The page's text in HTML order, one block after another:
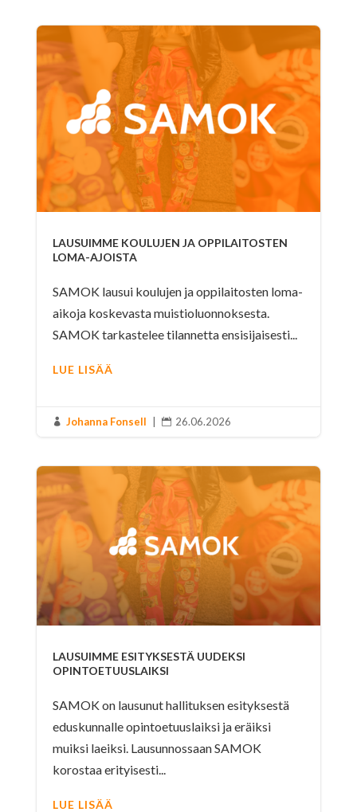
LAUSUIMME KOULUJEN JA OPPILAITOSTEN
LOMA-AJOISTA
SAMOK lausui koulujen ja oppilaitosten loma-
aikoja koskevasta muistioluonnoksesta.
SAMOK tarkastelee tilannetta ensisijaisesti...
LUE LISÄÄ
 Johanna Fonsell |  26.06.2026
LAUSUIMME ESITYKSESTÄ UUDEKSI
OPINTOETUUSLAIKSI
SAMOK on lausunut hallituksen esityksestä
eduskunnalle opintoetuuslaiksi ja eräiksi
muiksi laeiksi. Lausunnossaan SAMOK
korostaa erityisesti...
LUE LISÄÄ